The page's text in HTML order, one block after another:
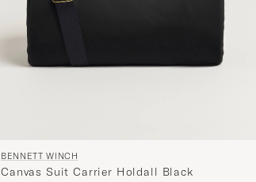
BENNETT WINCH
Canvas Suit Carrier Holdall Black